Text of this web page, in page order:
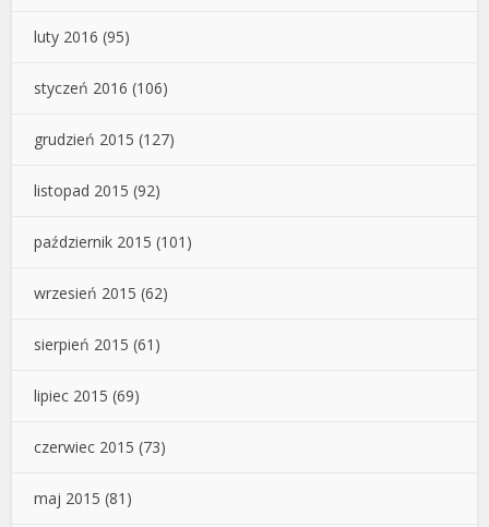
luty 2016 (95)
styczeń 2016 (106)
grudzień 2015 (127)
listopad 2015 (92)
październik 2015 (101)
wrzesień 2015 (62)
sierpień 2015 (61)
lipiec 2015 (69)
czerwiec 2015 (73)
maj 2015 (81)